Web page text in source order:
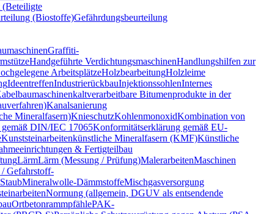
(Beteiligte
(Biostoffe)Gefährdungsbeurteilung
Graffiti-
Handgeführte VerdichtungsmaschinenHandlungshilfen zur
ArbeitsplätzeHolzbearbeitungHolzleime
IdeentreffenIndustrierückbauInjektionssohlenInternes
kaltverarbeitbare Bitumenprodukte in der
Kanalsanierung
Mineralfasern)KnieschutzKohlenmonoxidKombination von
DIN/IEC 17065Konformitätserklärung gemäß EU-
Kunststeinarbeitenkünstliche Mineralfasern (KMF)Künstliche
& Fertigteilbau
LärmLärm (Messung / Prüfung)MalerarbeitenMaschinen
/ Gefahrstoff-
Mineralwolle-DämmstoffeMischgasversorgung
Normung (allgemein, DGUV als entsendende
OrtbetonrammpfählePAK-